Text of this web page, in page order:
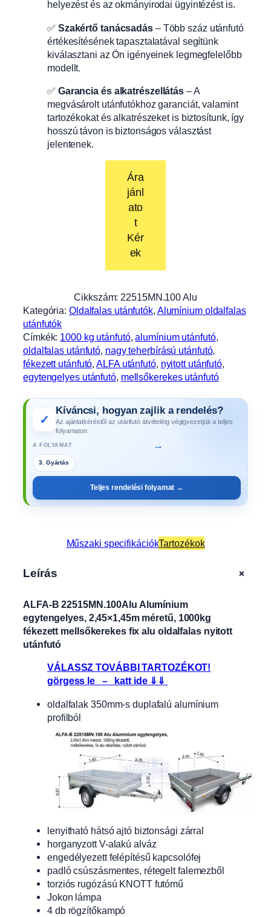
helyezést és az okmányirodai ügyintézést is.
✅ Szakértő tanácsadás– Több száz utánfutó
értékesítésének tapasztalatával segítünk
kiválasztani az Ön igényeinek legmegfelelőbb
modellt.
✅ Garancia és alkatrészellátás – A
megvásárolt utánfutókhoz garanciát, valamint
tartozékokat és alkatrészeket is biztosítunk, így
hosszú távon is biztonságos választást
jelentenek.
Ára
jánl
ato
t
Kér
ek
Cikkszám: 22515MN.100 Alu
Kategória: Oldalfalas utánfutók, Alumínium oldalfalas
utánfutók
Címkék: 1000 kg utánfutó, alumínium utánfutó
oldalfalas utánfutó nagy teherbírású utánfutó
fékezett utánfutó ALFA utánfutó, nyitott utánfutó
egytengelyes utánfutó, mellsőkerekes utánfutó
✓
Kíváncsi, hogyan zajlik a rendelés?
Az ajánlatkéréstől az utánfutó átvételéig végigvezetjük a teljes
folyamaton.
A FOLYAMAT →
4. Műszaki vizsga
Teljes rendelési folyamat →
Műszaki specifikációkTartozékok
Leírás +
ALFA-B 22515MN.100Alu Alumínium
egytengelyes, 2,45×1,45m méretű, 1000kg
fékezett mellsőkerekes fix alu oldalfalas nyitott
utánfutó
VÁLASSZ TOVÁBBI TARTOZÉKOT!
görgess le – katt ide ⇓⇓
oldalfalak 350mm-s duplafalú alumínium
profilból
lenyitható hátsó ajtó biztonsági zárral
horganyzott V-alakú alváz
engedélyezett felépítésű kapcsolófej
padló csúszásmentes, rétegelt falemezből
torziós rugózású KNOTT futómű
Jokon lámpa
4 db rögzítőkampó